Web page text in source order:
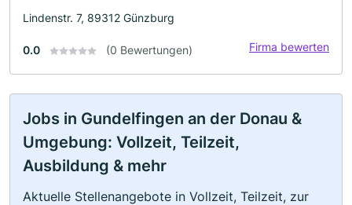
Lindenstr. 7, 89312 Günzburg
0.0 (0 Bewertungen) Firma bewerten
Jobs in Gundelfingen an der Donau &
Umgebung: Vollzeit, Teilzeit,
Ausbildung & mehr
Aktuelle Stellenangebote in Vollzeit, Teilzeit, zur